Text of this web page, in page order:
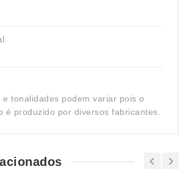
e tonalidades podem variar pois o
é produzido por diversos fabricantes.